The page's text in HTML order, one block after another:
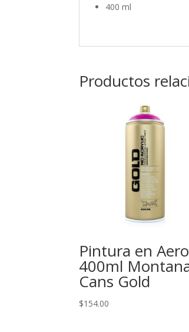
400 ml
Productos
Pintura en
400ml
Cans Gold
$154.00